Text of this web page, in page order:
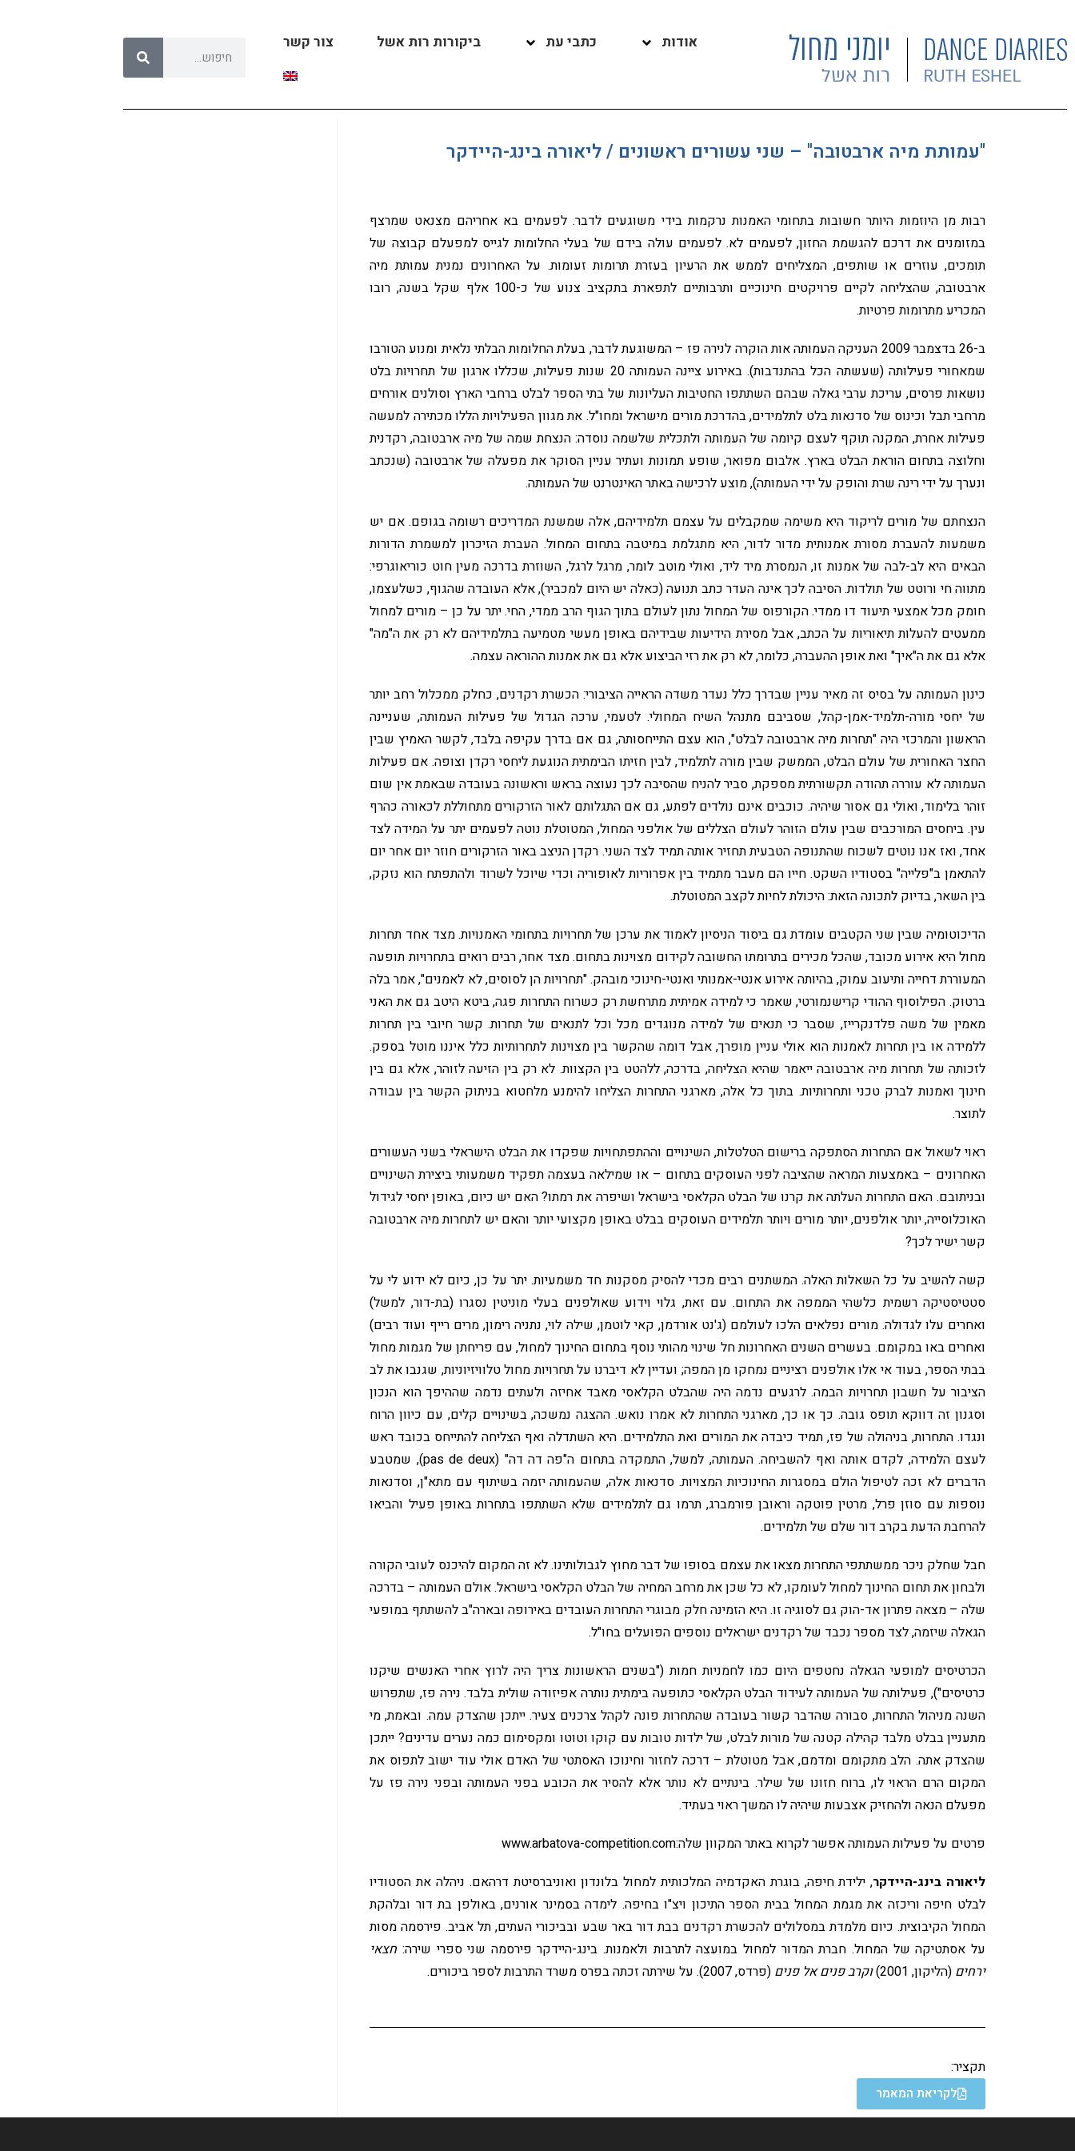
אודות כתבי עת ביקורות רות אשל צור קשר
"עמותת מיה ארבטובה" – שני עשורים ראשונים / ליאורה בינג-היידקר
רבות מן היוזמות היותר חשובות בתחומי האמנות נרקמות בידי משוגעים לדבר. לפעמים בא אחריהם מצנאט שמרצף
במזומנים את דרכם להגשמת החזון, לפעמים לא. לפעמים עולה בידם של בעלי החלומות לגייס למפעלם קבוצה של
תומכים, עוזרים או שותפים, המצליחים לממש את הרעיון בעזרת תרומות זעומות. על האחרונים נמנית עמותת מיה
ארבטובה, שהצליחה לקיים פרויקטים חינוכיים ותרבותיים לתפארת בתקציב צנוע של כ-100 אלף שקל בשנה, רובו
המכריע מתרומות פרטיות.
ב-26 בדצמבר 2009 העניקה העמותה אות הוקרה לנירה פז – המשוגעת לדבר, בעלת החלומות הבלתי נלאית ומנוע הטורבו
שמאחורי פעילותה (שעשתה הכל בהתנדבות). באירוע ציינה העמותה 20 שנות פעילות, שכללו ארגון של תחרויות בלט
נושאות פרסים, עריכת ערבי גאלה שבהם השתתפו החטיבות העליונות של בתי הספר לבלט ברחבי הארץ וסולנים אורחים
מרחבי תבל וכינוס של סדנאות בלט לתלמידים, בהדרכת מורים מישראל ומחו"ל. את מגוון הפעילויות הללו מכתירה למעשה
פעילות אחרת, המקנה תוקף לעצם קיומה של העמותה ולתכלית שלשמה נוסדה: הנצחת שמה של מיה ארבטובה, רקדנית
וחלוצה בתחום הוראת הבלט בארץ. אלבום מפואר, שופע תמונות ועתיר עניין הסוקר את מפעלה של ארבטובה (שנכתב
ונערך על ידי רינה שרת והופק על ידי העמותה), מוצע לרכישה באתר האינטרנט של העמותה.
הנצחתם של מורים לריקוד היא משימה שמקבלים על עצמם תלמידיהם, אלה שמשנת המדריכים רשומה בגופם. אם יש
משמעות להעברת מסורת אמנותית מדור לדור, היא מתגלמת במיטבה בתחום המחול. העברת הזיכרון למשמרת הדורות
הבאים היא לב-לבה של אמנות זו, הנמסרת מיד ליד, ואולי מוטב לומר, מרגל לרגל, השוזרת בדרכה מעין חוט כוריאוגרפי:
מתווה חי ורוטט של תולדות. הסיבה לכך אינה העדר כתב תנועה (כאלה יש היום למכביר), אלא העובדה שהגוף, כשלעצמו,
חומק מכל אמצעי תיעוד דו ממדי. הקורפוס של המחול נתון לעולם בתוך הגוף הרב ממדי, החי. יתר על כן – מורים למחול
ממעטים להעלות תיאוריות על הכתב, אבל מסירת הידיעות שבידיהם באופן מעשי מטמיעה בתלמידיהם לא רק את ה"מה"
אלא גם את ה"איך" ואת אופן ההעברה, כלומר, לא רק את רזי הביצוע אלא גם את אמנות ההוראה עצמה.
כינון העמותה על בסיס זה מאיר עניין שבדרך כלל נעדר משדה הראייה הציבורי: הכשרת רקדנים, כחלק ממכלול רחב יותר
של יחסי מורה-תלמיד-אמן-קהל, שסביבם מתנהל השיח המחולי. לטעמי, ערכה הגדול של פעילות העמותה, שעניינה
הראשון והמרכזי היה "תחרות מיה ארבטובה לבלט", הוא עצם התייחסותה, גם אם בדרך עקיפה בלבד, לקשר האמיץ שבין
החצר האחורית של עולם הבלט, הממשק שבין מורה לתלמיד, לבין חזיתו הבימתית הנוגעת ליחסי רקדן וצופה. אם פעילות
העמותה לא עוררה תהודה תקשורתית מספקת, סביר להניח שהסיבה לכך נעוצה בראש וראשונה בעובדה שבאמת אין שום
זוהר בלימוד, ואולי גם אסור שיהיה. כוכבים אינם נולדים לפתע, גם אם התגלותם לאור הזרקורים מתחוללת לכאורה כהרף
עין. ביחסים המורכבים שבין עולם הזוהר לעולם הצללים של אולפני המחול, המטוטלת נוטה לפעמים יתר על המידה לצד
אחד, ואז אנו נוטים לשכוח שהתנופה הטבעית תחזיר אותה תמיד לצד השני. רקדן הניצב באור הזרקורים חוזר יום אחר יום
להתאמן ב"פלייה" בסטודיו השקט. חייו הם מעבר מתמיד בין אפרוריות לאופוריה וכדי שיוכל לשרוד ולהתפתח הוא נזקק,
בין השאר, בדיוק לתכונה הזאת: היכולת לחיות לקצב המטוטלת.
הדיכוטומיה שבין שני הקטבים עומדת גם ביסוד הניסיון לאמוד את ערכן של תחרויות בתחומי האמנויות. מצד אחד תחרות
מחול היא אירוע מכובד, שהכל מכירים בתרומתו החשובה לקידום מצוינות בתחום. מצד אחר, רבים רואים בתחרויות תופעה
המעוררת דחייה ותיעוב עמוק, בהיותה אירוע אנטי-אמנותי ואנטי-חינוכי מובהק. "תחרויות הן לסוסים, לא לאמנים", אמר בלה
ברטוק. הפילוסוף ההודי קרישנמורטי, שאמר כי למידה אמיתית מתרחשת רק כשרוח התחרות פגה, ביטא היטב גם את האני
מאמין של משה פלדנקרייז, שסבר כי תנאים של למידה מנוגדים מכל וכל לתנאים של תחרות. קשר חיובי בין תחרות
ללמידה או בין תחרות לאמנות הוא אולי עניין מופרך, אבל דומה שהקשר בין מצוינות לתחרותיות כלל איננו מוטל בספק.
לזכותה של תחרות מיה ארבטובה ייאמר שהיא הצליחה, בדרכה, ללהטט בין הקצוות. לא רק בין הזיעה לזוהר, אלא גם בין
חינוך ואמנות לברק טכני ותחרותיות. בתוך כל אלה, מארגני התחרות הצליחו להימנע מלחטוא בניתוק הקשר בין עבודה
לתוצר.
ראוי לשאול אם התחרות הסתפקה ברישום הטלטלות, השינויים וההתפתחויות שפקדו את הבלט הישראלי בשני העשורים
האחרונים – באמצעות המראה שהציבה לפני העוסקים בתחום – או שמילאה בעצמה תפקיד משמעותי ביצירת השינויים
ובניתובם. האם התחרות העלתה את קרנו של הבלט הקלאסי בישראל ושיפרה את רמתו? האם יש כיום, באופן יחסי לגידול
האוכלוסייה, יותר אולפנים, יותר מורים ויותר תלמידים העוסקים בבלט באופן מקצועי יותר והאם יש לתחרות מיה ארבטובה
קשר ישיר לכך?
קשה להשיב על כל השאלות האלה. המשתנים רבים מכדי להסיק מסקנות חד משמעיות. יתר על כן, כיום לא ידוע לי על
סטטיסטיקה רשמית כלשהי הממפה את התחום. עם זאת, גלוי וידוע שאולפנים בעלי מוניטין נסגרו (בת-דור, למשל)
ואחרים עלו לגדולה. מורים נפלאים הלכו לעולמם (ג'נט אורדמן, קאי לוטמן, שילה לוי, נתניה רימון, מרים רייף ועוד רבים)
ואחרים באו במקומם. בעשרים השנים האחרונות חל שינוי מהותי נוסף בתחום החינוך למחול, עם פריחתן של מגמות מחול
בבתי הספר, בעוד אי אלו אולפנים רציניים נמחקו מן המפה; ועדיין לא דיברנו על תחרויות מחול טלוויזיוניות, שגנבו את לב
הציבור על חשבון תחרויות הבמה. לרגעים נדמה היה שהבלט הקלאסי מאבד אחיזה ולעתים נדמה שההיפך הוא הנכון
וסגנון זה דווקא תופס גובה. כך או כך, מארגני התחרות לא אמרו נואש. ההצגה נמשכה, בשינויים קלים, עם כיוון הרוח
ונגדו. התחרות, בניהולה של פז, תמיד כיבדה את המורים ואת התלמידים. היא השתדלה ואף הצליחה להתייחס בכובד ראש
לעצם הלמידה, לקדם אותה ואף להשביחה. העמותה, למשל, התמקדה בתחום ה"פה דה דה" (pas de deux), שמטבע
הדברים לא זכה לטיפול הולם במסגרות החינוכיות המצויות. סדנאות אלה, שהעמותה יזמה בשיתוף עם מתא"ן, וסדנאות
נוספות עם סוזן פרל, מרטין פוטקה וראובן פורמברג, תרמו גם לתלמידים שלא השתתפו בתחרות באופן פעיל והביאו
להרחבת הדעת בקרב דור שלם של תלמידים.
חבל שחלק ניכר ממשתתפי התחרות מצאו את עצמם בסופו של דבר מחוץ לגבולותינו. לא זה המקום להיכנס לעובי הקורה
ולבחון את תחום החינוך למחול לעומקו, לא כל שכן את מרחב המחיה של הבלט הקלאסי בישראל. אולם העמותה – בדרכה
שלה – מצאה פתרון אד-הוק גם לסוגיה זו. היא הזמינה חלק מבוגרי התחרות העובדים באירופה ובארה"ב להשתתף במופעי
הגאלה שיזמה, לצד מספר נכבד של רקדנים ישראלים נוספים הפועלים בחו"ל.
הכרטיסים למופעי הגאלה נחטפים היום כמו לחמניות חמות ("בשנים הראשונות צריך היה לרוץ אחרי האנשים שיקנו
כרטיסים"), פעילותה של העמותה לעידוד הבלט הקלאסי כתופעה בימתית נותרה אפיזודה שולית בלבד. נירה פז, שתפרוש
השנה מניהול התחרות, סבורה שהדבר קשור בעובדה שהתחרות פונה לקהל צרכנים צעיר. ייתכן שהצדק עמה. ובאמת, מי
מתעניין בבלט מלבד קהילה קטנה של מורות לבלט, של ילדות טובות עם קוקו וטוטו ומקסימום כמה נערים עדינים? ייתכן
שהצדק אתה. הלב מתקומם ומדמם, אבל מטוטלת – דרכה לחזור וחינוכו האסתטי של האדם אולי עוד ישוב לתפוס את
המקום הרם הראוי לו, ברוח חזונו של שילר. בינתיים לא נותר אלא להסיר את הכובע בפני העמותה ובפני נירה פז על
מפעלם הנאה ולהחזיק אצבעות שיהיה לו המשך ראוי בעתיד.
פרטים על פעילות העמותה אפשר לקרוא באתר המקוון שלה:www.arbatova-competition.com
ליאורה בינג-היידקר, ילידת חיפה, בוגרת האקדמיה המלכותית למחול בלונדון ואוניברסיטת דרהאם. ניהלה את הסטודיו
לבלט חיפה וריכזה את מגמת המחול בבית הספר התיכון ויצ"ו בחיפה. לימדה בסמינר אורנים, באולפן בת דור ובלהקת
המחול הקיבוצית. כיום מלמדת במסלולים להכשרת רקדנים בבת דור באר שבע ובביכורי העתים, תל אביב. פירסמה מסות
על אסתטיקה של המחול. חברת המדור למחול במועצה לתרבות ולאמנות. בינג-היידקר פירסמה שני ספרי שירה: חצאי
ירחים (הליקון, 2001) וקרב פנים אל פנים (פרדס, 2007). על שירתה זכתה בפרס משרד התרבות לספר ביכורים.
תקציר:
לקריאת המאמר